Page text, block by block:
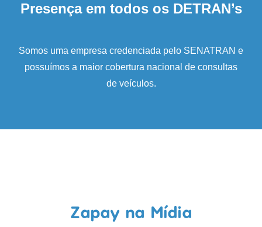
Presença em todos os DETRAN’s
Somos uma empresa credenciada pelo SENATRAN e
possuímos a maior cobertura nacional de consultas
de veículos.
Zapay na Mídia